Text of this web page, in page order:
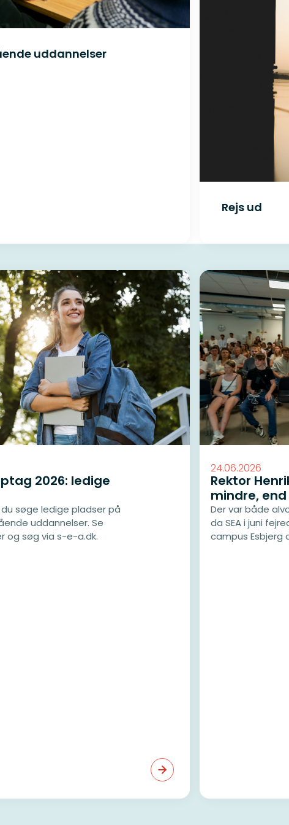
du er i Idea House.
uddannelser
Rejs ud
2026: ledige
du søge ledige pladser på
uddannelser. Se
og søg via s-e-a.dk.
24.06.2026
Rektor
mindre, end
Der var både
da SEA i juni
campus Esbjerg